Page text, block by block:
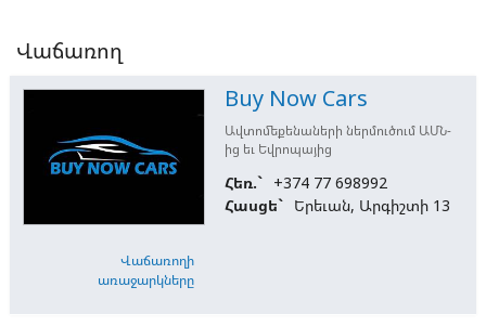
Վաճառող
Վաճառողի
առաջարկները
Buy Now Cars
Ավտոմեքենաների ներմուծում ԱՄՆ-
ից եւ Եվրոպայից
Հեռ.` +374 77 698992
Հասցե` Երեւան, Արգիշտի 13